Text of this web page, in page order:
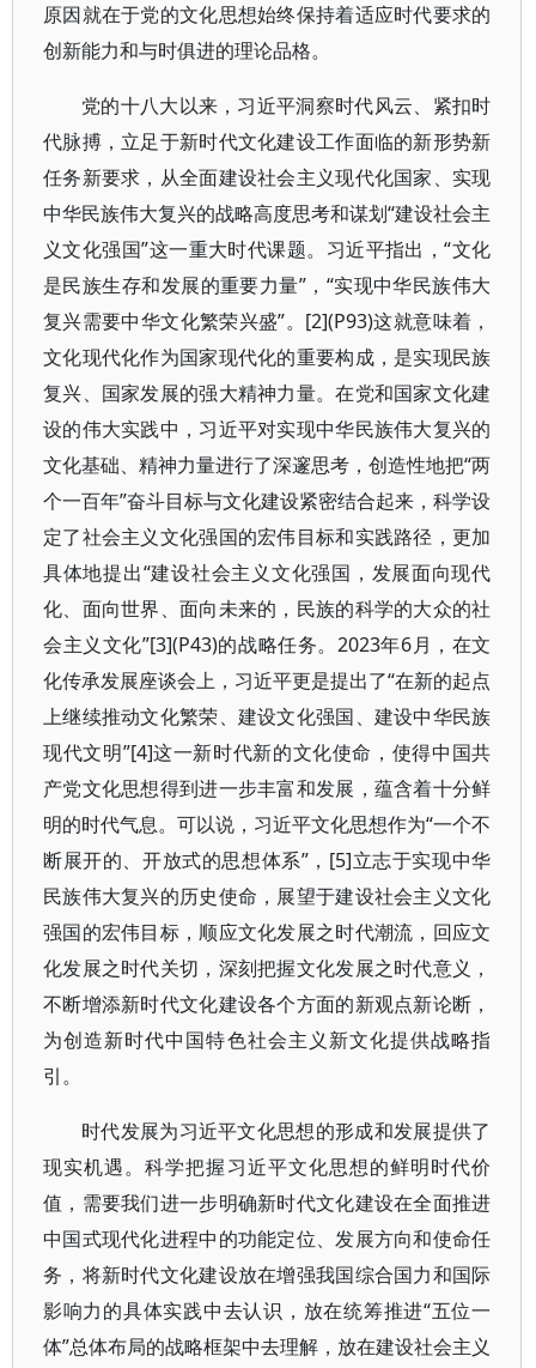
原因就在于党的文化思想始终保持着适应时代要求的
创新能力和与时俱进的理论品格。
党的十八大以来，习近平洞察时代风云、紧扣时
代脉搏，立足于新时代文化建设工作面临的新形势新
任务新要求，从全面建设社会主义现代化国家、实现
中华民族伟大复兴的战略高度思考和谋划“建设社会主
义文化强国”这一重大时代课题。习近平指出，“文化
是民族生存和发展的重要力量”，“实现中华民族伟大
复兴需要中华文化繁荣兴盛”。[2](P93)这就意味着，
文化现代化作为国家现代化的重要构成，是实现民族
复兴、国家发展的强大精神力量。在党和国家文化建
设的伟大实践中，习近平对实现中华民族伟大复兴的
文化基础、精神力量进行了深邃思考，创造性地把“两
个一百年”奋斗目标与文化建设紧密结合起来，科学设
定了社会主义文化强国的宏伟目标和实践路径，更加
具体地提出“建设社会主义文化强国，发展面向现代
化、面向世界、面向未来的，民族的科学的大众的社
会主义文化”[3](P43)的战略任务。2023年6月，在文
化传承发展座谈会上，习近平更是提出了“在新的起点
上继续推动文化繁荣、建设文化强国、建设中华民族
现代文明”[4]这一新时代新的文化使命，使得中国共
产党文化思想得到进一步丰富和发展，蕴含着十分鲜
明的时代气息。可以说，习近平文化思想作为“一个不
断展开的、开放式的思想体系”，[5]立志于实现中华
民族伟大复兴的历史使命，展望于建设社会主义文化
强国的宏伟目标，顺应文化发展之时代潮流，回应文
化发展之时代关切，深刻把握文化发展之时代意义，
不断增添新时代文化建设各个方面的新观点新论断，
为创造新时代中国特色社会主义新文化提供战略指
引。
时代发展为习近平文化思想的形成和发展提供了
现实机遇。科学把握习近平文化思想的鲜明时代价
值，需要我们进一步明确新时代文化建设在全面推进
中国式现代化进程中的功能定位、发展方向和使命任
务，将新时代文化建设放在增强我国综合国力和国际
影响力的具体实践中去认识，放在统筹推进“五位一
体”总体布局的战略框架中去理解，放在建设社会主义